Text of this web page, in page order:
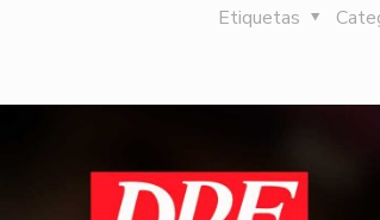
Etiquetas